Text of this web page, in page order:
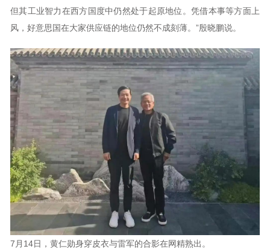
但其工业智力在西方国度中仍然处于起原地位。凭借本事等方面上
风，好意思国在大家供应链的地位仍然不成刻薄。”殷晓鹏说。
7月14日，黄仁勋身穿皮衣与雷军的合影在网精熟出。